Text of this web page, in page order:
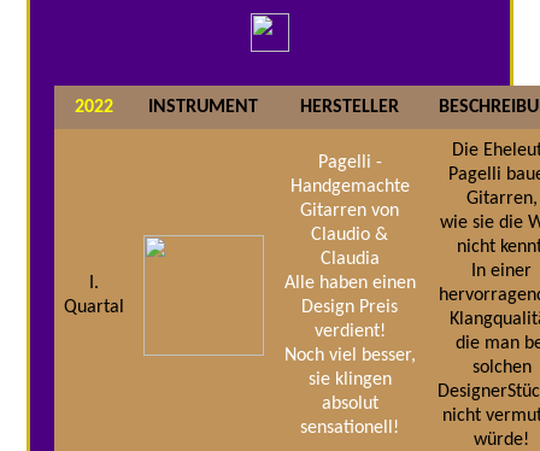
2022 INSTRUMENT HERSTELLER
I.
Quartal
Pagelli -
Handgemachte
Gitarren von
Claudio &
Claudia
Alle haben einen
Design Preis
verdient!
Noch viel besser,
sie klingen
absolut
sensationell!
Die
Pagelli
Gitarren,
wie sie die
nicht
In einer
die man
solchen
nicht
würde!